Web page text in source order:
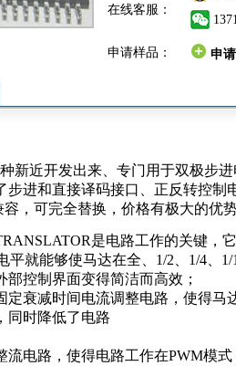
在线客服：
申请样品： 申
新近开发出来、专门用于双极步
步进和直接译码接口、正反转控制
容，可完全替换，价格有极大的优
是电路工作的关键，
平就能够使马达在全、1/2、1/4、
部控制界面变得简洁而高效；
定衰减时间电流调整电路，使得
同时降低了电路
流电路，使得电路工作在PWM模